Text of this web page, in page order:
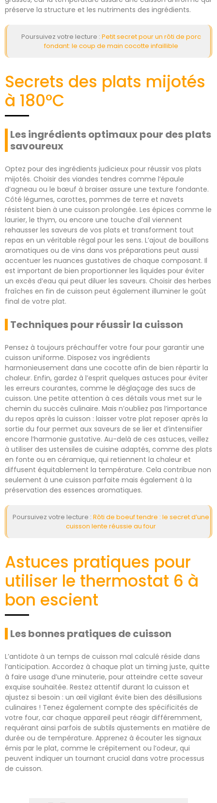
préserve la structure et les nutriments des ingrédients.
Poursuivez votre lecture : Petit secret pour un rôti de porc
fondant: le coup de main cocotte infaillible
Secrets des plats mijotés
à 180°C
Les ingrédients optimaux pour des plats
savoureux
Optez pour des ingrédients judicieux pour réussir vos plats
mijotés. Choisir des viandes tendres comme l’épaule
d’agneau ou le bœuf à braiser assure une texture fondante.
Côté légumes, carottes, pommes de terre et navets
résistent bien à une cuisson prolongée. Les épices comme le
laurier, le thym, ou encore une touche d’ail viennent
rehausser les saveurs de vos plats et transforment tout
repas en un véritable régal pour les sens. L’ajout de bouillons
aromatiques ou de vins dans vos préparations peut aussi
accentuer les nuances gustatives de chaque composant. Il
est important de bien proportionner les liquides pour éviter
un excès d’eau qui peut diluer les saveurs. Choisir des herbes
fraîches en fin de cuisson peut également illuminer le goût
final de votre plat.
Techniques pour réussir la cuisson
Pensez à toujours préchauffer votre four pour garantir une
cuisson uniforme. Disposez vos ingrédients
harmonieusement dans une cocotte afin de bien répartir la
chaleur. Enfin, gardez à l’esprit quelques astuces pour éviter
les erreurs courantes, comme le déglaçage des sucs de
cuisson. Une petite attention à ces détails vous met sur le
chemin du succès culinaire. Mais n’oubliez pas l’importance
du repos après la cuisson : laisser votre plat reposer après la
sortie du four permet aux saveurs de se lier et d’intensifier
encore l’harmonie gustative. Au-delà de ces astuces, veillez
à utiliser des ustensiles de cuisine adaptés, comme des plats
en fonte ou en céramique, qui retiennent la chaleur et
diffusent équitablement la température. Cela contribue non
seulement à une cuisson parfaite mais également à la
préservation des essences aromatiques.
Poursuivez votre lecture : Rôti de boeuf tendre : le secret d’une
cuisson lente réussie au four
Astuces pratiques pour
utiliser le thermostat 6 à
bon escient
Les bonnes pratiques de cuisson
L’antidote à un temps de cuisson mal calculé réside dans
l’anticipation. Accordez à chaque plat un timing juste, quitte
à faire usage d’une minuterie, pour atteindre cette saveur
exquise souhaitée. Restez attentif durant la cuisson et
ajustez si besoin : un œil vigilant évite bien des désillusions
culinaires ! Tenez également compte des spécificités de
votre four, car chaque appareil peut réagir différemment,
requérant ainsi parfois de subtils ajustements en matière de
durée ou de température. Apprenez à écouter les signaux
émis par le plat, comme le crépitement ou l’odeur, qui
peuvent indiquer un tournant crucial dans votre processus
de cuisson.